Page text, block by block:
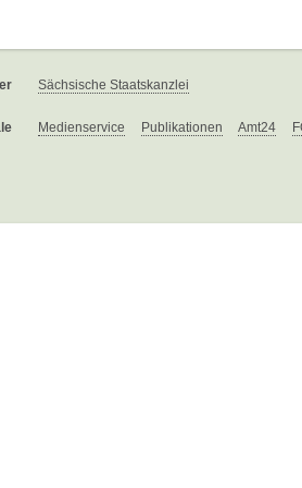
Sächsische Staatskanzlei
Medienservice Publikationen Amt24